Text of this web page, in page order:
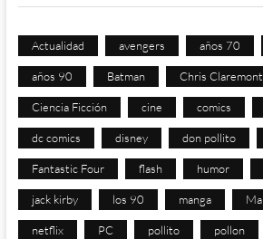
Actualidad avengers años 70
años 90 Batman Chris Claremont
Ciencia Ficción cine comics
dc comics disney don pollito
Fantastic Four flash humor
jack kirby los 90 manga
netflix PC pollito pollon